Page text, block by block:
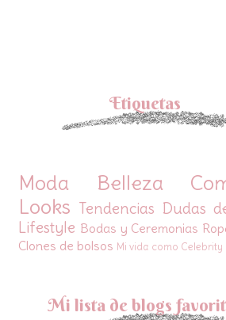
Etiquetas
Moda Belleza
Looks Tendencias Dudas
Lifestyle Bodas y Ceremonias
Clones de bolsos Mi vida como Celebrity
Mi lista de blogs